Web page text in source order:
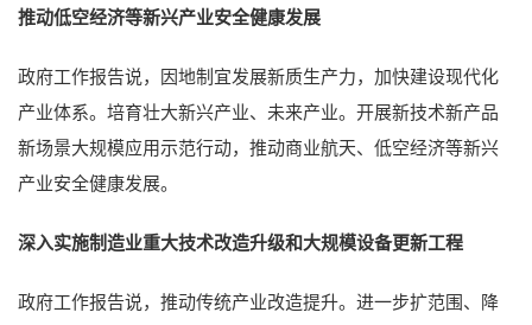
推动低空经济等新兴产业安全健康发展
政府工作报告说，因地制宜发展新质生产力，加快建设现代化
产业体系。培育壮大新兴产业、未来产业。开展新技术新产品
新场景大规模应用示范行动，推动商业航天、低空经济等新兴
产业安全健康发展。
深入实施制造业重大技术改造升级和大规模设备更新工程
政府工作报告说，推动传统产业改造提升。进一步扩范围、降